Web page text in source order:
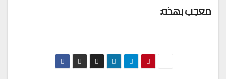
معجب بهذه: